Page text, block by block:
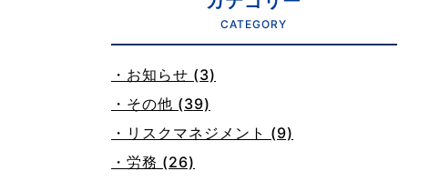
CATEGORY
・お知らせ (3)
・その他 (39)
・リスクマネジメント (9)
・労務 (26)